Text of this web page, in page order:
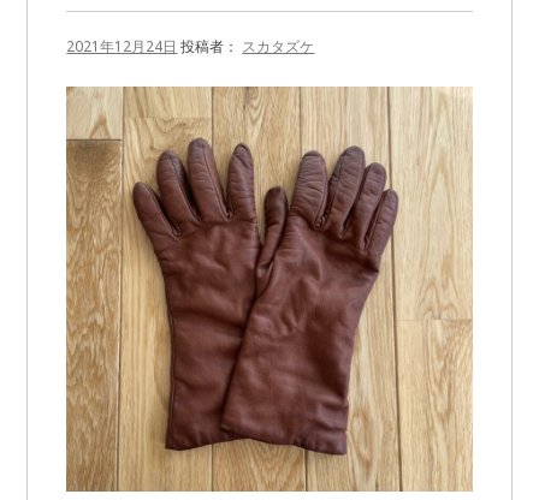
産
丸
大
豆
納
豆』
に
2021年12月24日 投稿者： スカタズケ